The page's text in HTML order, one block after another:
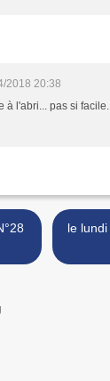
2018 20:38
à l'abri... pas si
le